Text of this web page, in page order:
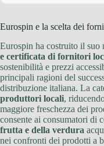
Eurospin e la scelta dei
Eurospin ha costruito il suo
e certificata di fornitori
sostenibilità e prezzi
principali ragioni del
distribuzione italiana. La
produttori locali,
maggiore freschezza dei
consente ai consumatori di
frutta e della verdura
nei confronti dei prodotti a